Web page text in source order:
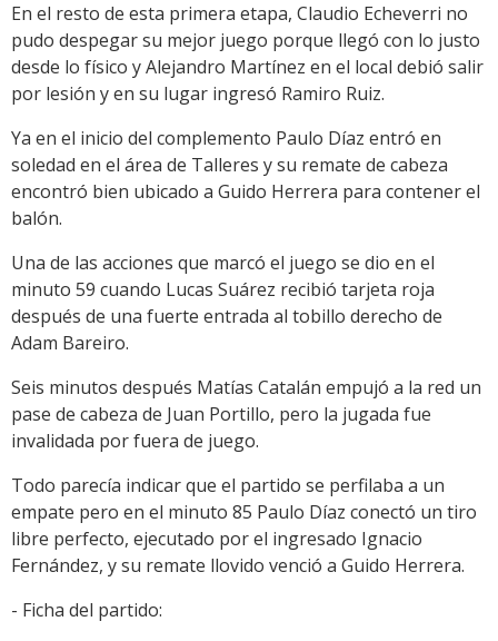
En el resto de esta primera etapa, Claudio Echeverri no
pudo despegar su mejor juego porque llegó con lo justo
desde lo físico y Alejandro Martínez en el local debió salir
por lesión y en su lugar ingresó Ramiro Ruiz.
Ya en el inicio del complemento Paulo Díaz entró en
soledad en el área de Talleres y su remate de cabeza
encontró bien ubicado a Guido Herrera para contener el
balón.
Una de las acciones que marcó el juego se dio en el
minuto 59 cuando Lucas Suárez recibió tarjeta roja
después de una fuerte entrada al tobillo derecho de
Adam Bareiro.
Seis minutos después Matías Catalán empujó a la red un
pase de cabeza de Juan Portillo, pero la jugada fue
invalidada por fuera de juego.
Todo parecía indicar que el partido se perfilaba a un
empate pero en el minuto 85 Paulo Díaz conectó un tiro
libre perfecto, ejecutado por el ingresado Ignacio
Fernández, y su remate llovido venció a Guido Herrera.
- Ficha del partido: